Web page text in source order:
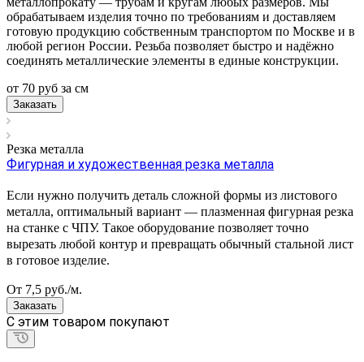
обрабатываем изделия точно по требованиям и доставляем
готовую продукцию собственным транспортом по Москве и в
любой регион России. Резьба позволяет быстро и надёжно
соединять металлические элементы в единые конструкции.
от 70 руб за см
Заказать
Резка металла
Фигурная и художественная резка металла
Если нужно получить деталь сложной формы из листового
металла, оптимальный вариант — плазменная фигурная резка
на станке с ЧПУ. Такое оборудование позволяет точно
вырезать любой контур и превращать обычный стальной лист
в готовое изделие.
От 7,5 руб./м.
Заказать
C этим товаром покупают